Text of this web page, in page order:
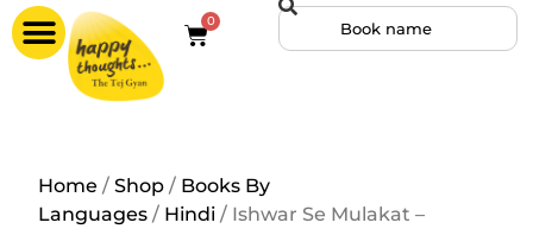
0
Home /Shop / Books By
Languages / Hindi / Ishwar Se Mulakat –